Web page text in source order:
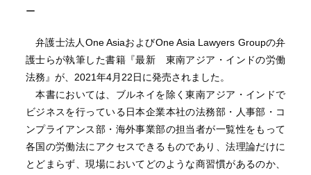
ー
弁護士法人One AsiaおよびOne Asia Lawyers Groupの弁
護士らが執筆した書籍『最新 東南アジア・インドの労働
法務』が、2021年4月22日に発売されました。
本書においては、ブルネイを除く東南アジア・インドで
ビジネスを行っている日本企業本社の法務部・人事部・コ
ンプライアンス部・海外事業部の担当者が一覧性をもって
各国の労働法にアクセスできるものであり、法理論だけに
とどまらず、現場においてどのような商習慣があるのか、